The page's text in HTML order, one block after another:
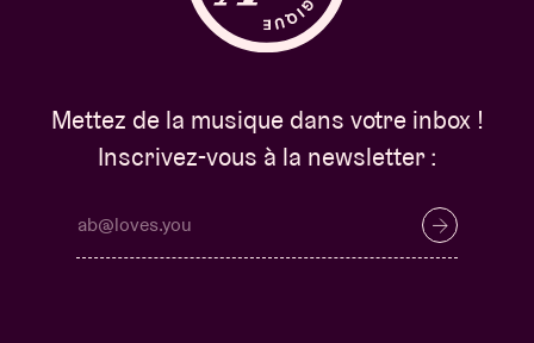
Mettez de la musique dans votre inbox !
Inscrivez-vous à la newsletter :